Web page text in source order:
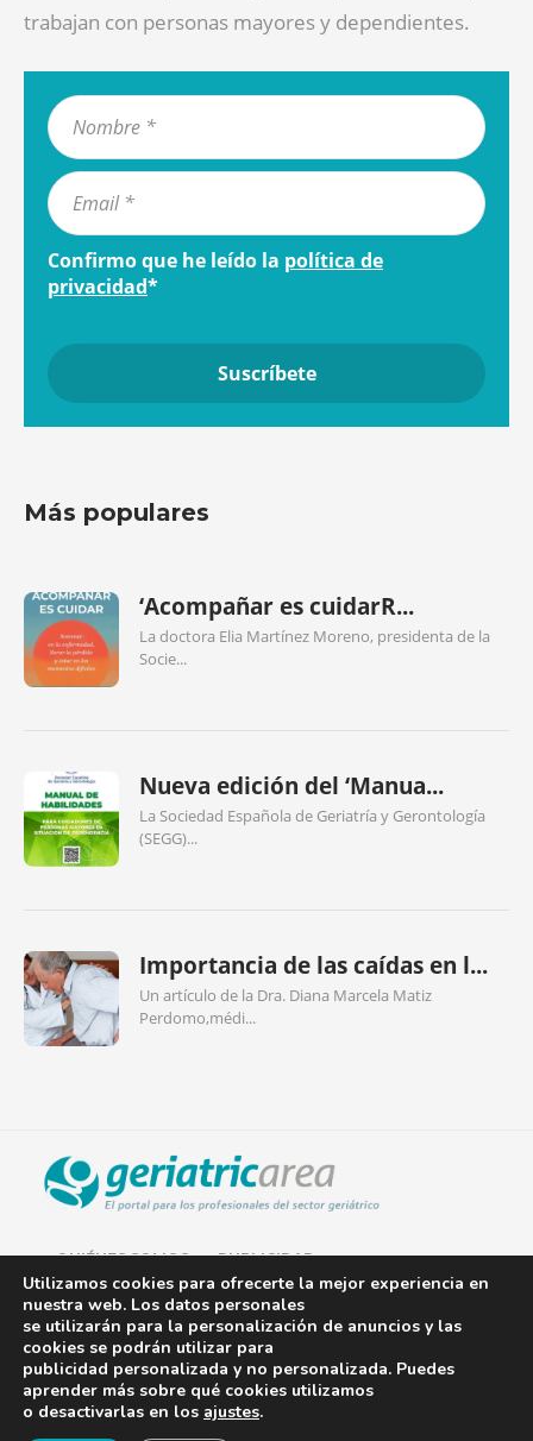
trabajan con personas mayores y dependientes.
Confirmo que he leído la política de
privacidad*
Más populares
‘Acompañar es cuidarR...
La doctora Elia Martínez Moreno, presidenta de la
Socie...
Nueva edición del ‘Manua...
La Sociedad Española de Geriatría y Gerontología
(SEGG)...
Importancia de las caídas en l...
Un artículo de la Dra. Diana Marcela Matiz
Perdomo,médi...
QUIÉNES SOMOS PUBLICIDAD
AVISO LEGAL
POLÍTICA DE COOKIES
POLÍTICA DE PRIVACIDAD
Utilizamos cookies para ofrecerte la mejor experiencia en
nuestra web. Los datos personales
se utilizarán para la personalización de anuncios y las
cookies se podrán utilizar para
publicidad personalizada y no personalizada. Puedes
aprender más sobre qué cookies utilizamos
o desactivarlas en los ajustes.